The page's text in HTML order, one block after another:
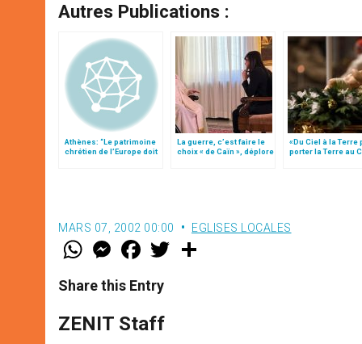
Autres Publications :
Athènes: “Le patrimoine
chrétien de l’Europe doit
La guerre, c’est faire le
choix « de Caïn », déplore
«Du Ciel à la Terre
porter la Terre au
MARS 07, 2002 00:00 EGLISES LOCALES
W
t
s
p
p
M
e
s
e
g
e
F
a
e
b
o
k
w
Share this Entry
ZENIT Staff